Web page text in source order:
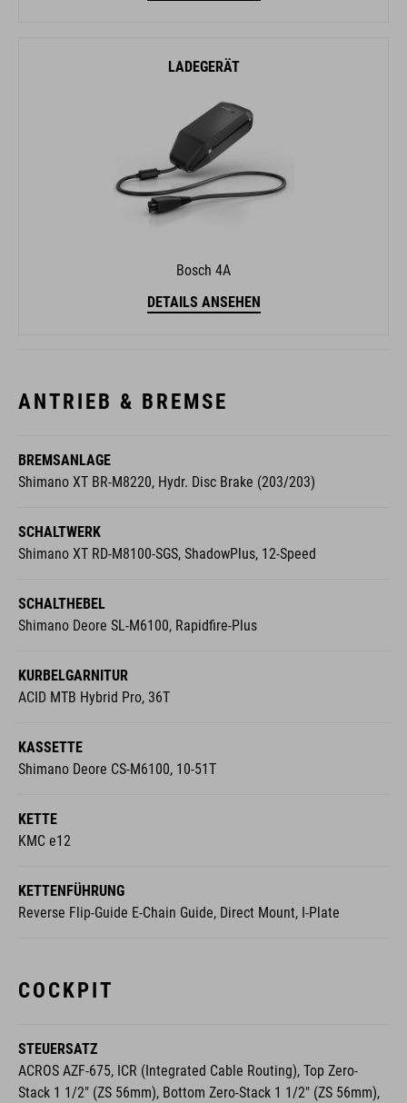
LADEGERÄT
Bosch 4A
DETAILS ANSEHEN
ANTRIEB & BREMSE
BREMSANLAGE
Shimano XT BR-M8220, Hydr. Disc Brake (203/203)
SCHALTWERK
Shimano XT RD-M8100-SGS, ShadowPlus, 12-Speed
SCHALTHEBEL
Shimano Deore SL-M6100, Rapidfire-Plus
KURBELGARNITUR
ACID MTB Hybrid Pro, 36T
KASSETTE
Shimano Deore CS-M6100, 10-51T
KETTE
KMC e12
KETTENFÜHRUNG
Reverse Flip-Guide E-Chain Guide, Direct Mount, I-Plate
COCKPIT
STEUERSATZ
ACROS AZF-675, ICR (Integrated Cable Routing), Top Zero-
Stack 1 1/2" (ZS 56mm), Bottom Zero-Stack 1 1/2" (ZS 56mm),